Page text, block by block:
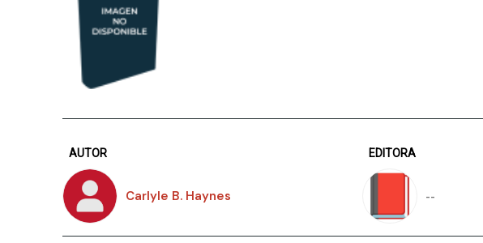
AUTOR
Carlyle B. Haynes
EDITORA
--